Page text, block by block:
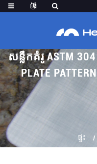
សន្លឹកគំរូ ASTM 304
PLATE
ផ្ទះ